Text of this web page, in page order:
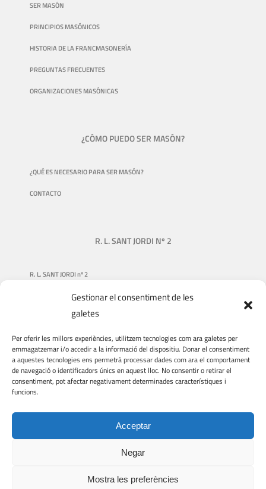
Gestionar el consentiment de les
galetes
Per oferir les millors experiències, utilitzem tecnologies com ara galetes per
emmagatzemar i/o accedir a la informació del dispositiu. Donar el consentiment
a aquestes tecnologies ens permetrà processar dades com ara el comportament
de navegació o identificadors únics en aquest lloc. No consentir o retirar el
consentiment, pot afectar negativament determinades característiques i
funcions.
Acceptar
Negar
Mostra les preferències
SER MASÓN
PRINCIPIOS MASÓNICOS
HISTORIA DE LA FRANCMASONERÍA
PREGUNTAS FRECUENTES
ORGANIZACIONES MASÓNICAS
¿CÓMO PUEDO SER MASÓN?
¿QUÉ ES NECESARIO PARA SER MASÓN?
CONTACTO
R. L. SANT JORDI Nº 2
R. L. SANT JORDI nº 2
NUESTRA HISTORIA
QUIÉNES SOMOS
QUÉ HACEMOS
DONACIONES
VIAJES Y VISITAS